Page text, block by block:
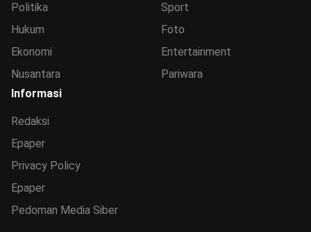
Politika
Hukum
Ekonomi
Nusantara
Sport
Foto
Entertainment
Pariwara
Informasi
Redaksi
Epaper
Privacy Policy
Epaper
Pedoman Media Siber